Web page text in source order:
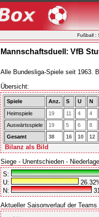
Fußball :
Mannschaftsduell: VfB
Alle Bundesliga-Spiele seit 1963.
Übersicht:
Spiele Anz. S U N
Heimspiele 19 11 4 4
Auswärtsspiele
19 5 6 8
Gesamt
38 16 10 12
Bilanz als Bild
Siege - Unentschieden -
S:
U:
N:
Aktueller Saisonverlauf der